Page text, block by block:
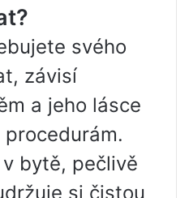
svého
závisí
a jeho lásce
bytě, pečlivě
si čistou